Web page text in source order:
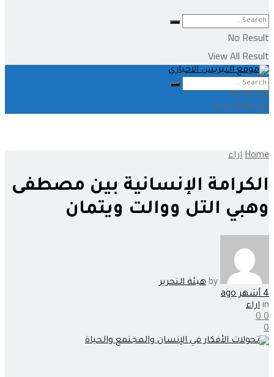
No Result
View All Result
No Result
View All Result
Home اراء
الكرامة الإنسانية بين مصطفى
وهبي التل ووالت ويتمان
by هيئة التحرير
4 أشهر ago
in اراء
0
0
0